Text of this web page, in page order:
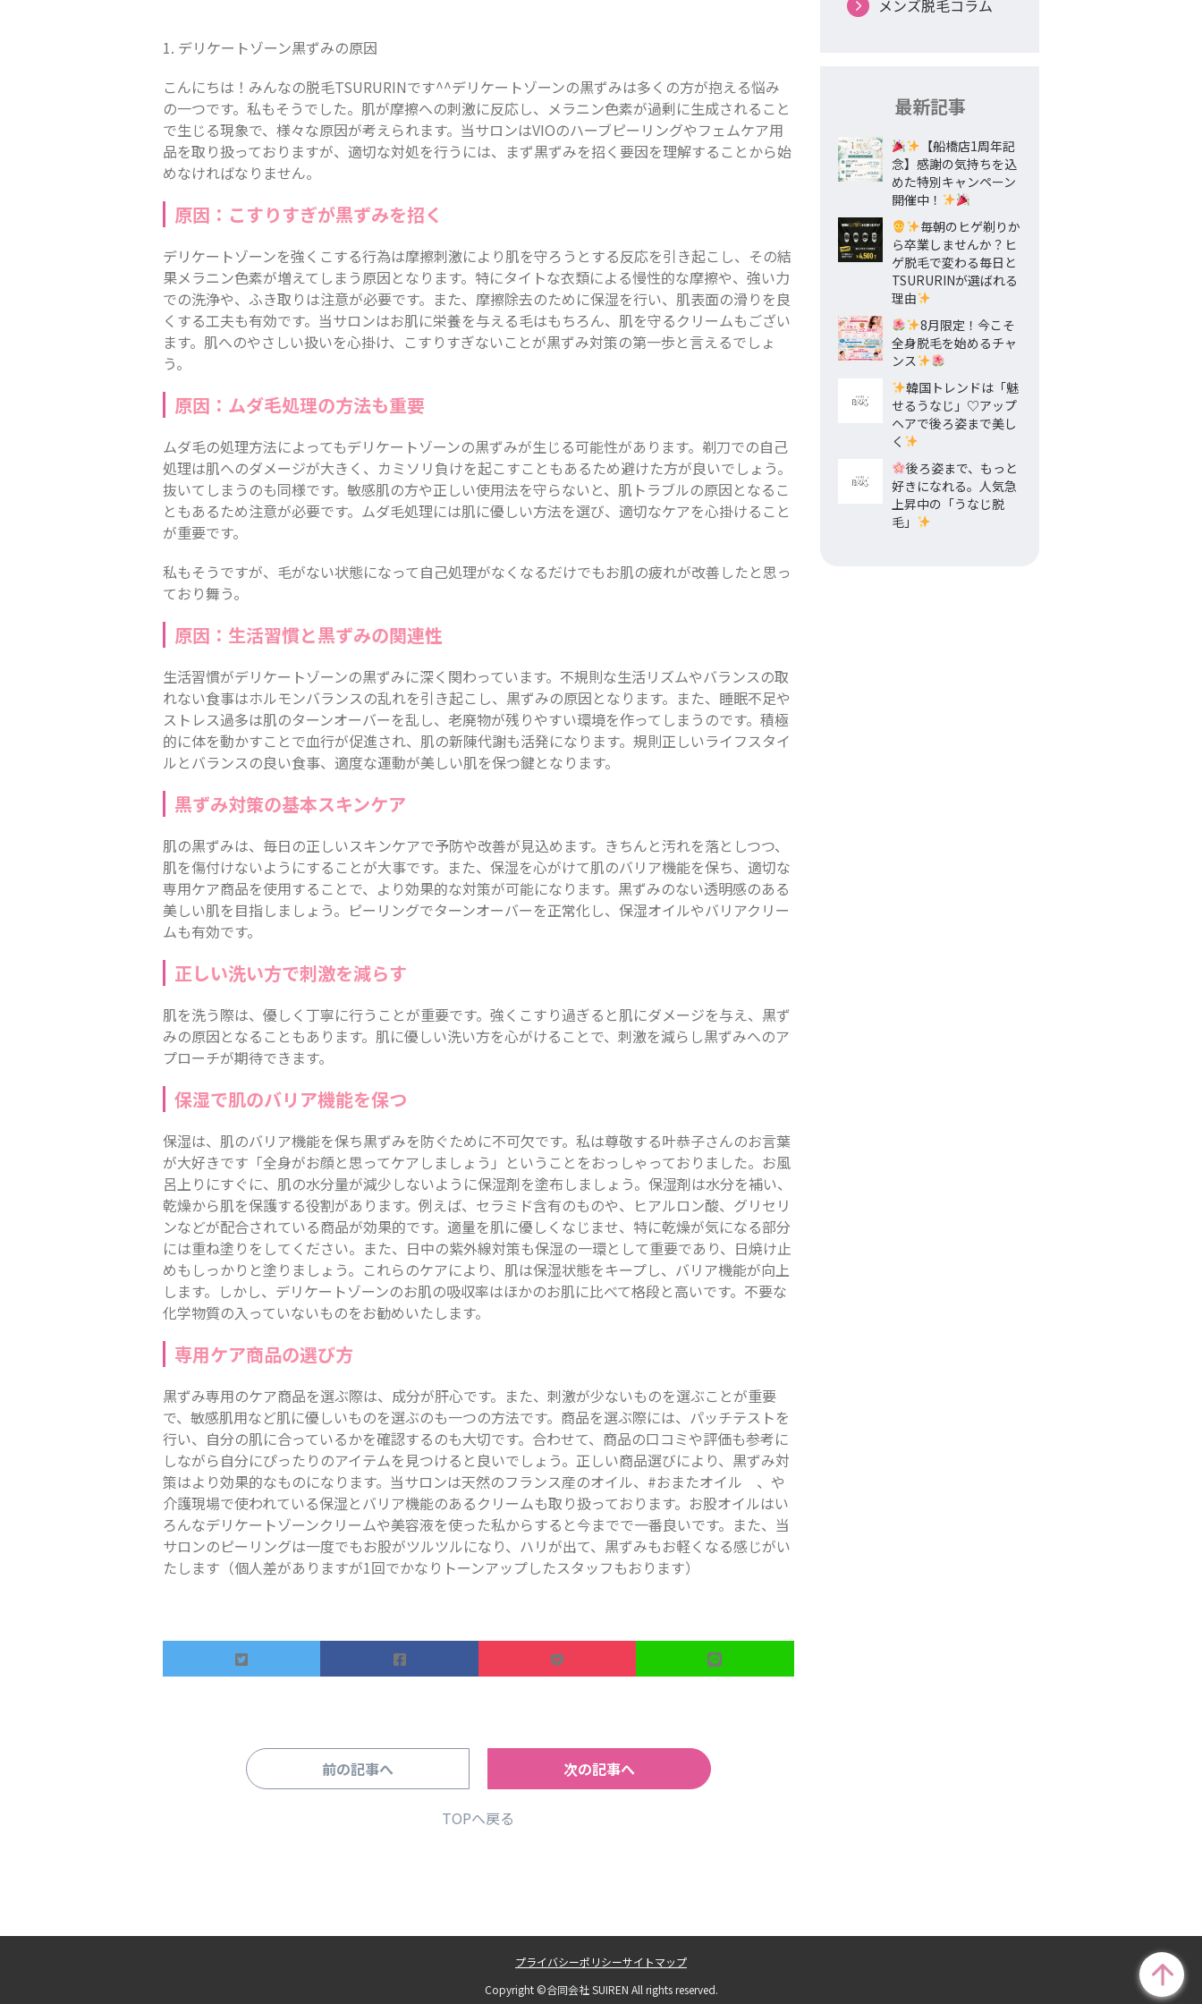
1. デリケートゾーン黒ずみの原因
こんにちは！みんなの脱毛TSURURINです^^デリケートゾーンの黒ずみは多くの方が抱える悩み
の一つです。私もそうでした。肌が摩擦への刺激に反応し、メラニン色素が過剰に生成されること
で生じる現象で、様々な原因が考えられます。当サロンはVIOのハーブピーリングやフェムケア用
品を取り扱っておりますが、適切な対処を行うには、まず黒ずみを招く要因を理解することから始
めなければなりません。
原因：こすりすぎが黒ずみを招く
デリケートゾーンを強くこする行為は摩擦刺激により肌を守ろうとする反応を引き起こし、その結
果メラニン色素が増えてしまう原因となります。特にタイトな衣類による慢性的な摩擦や、強い力
での洗浄や、ふき取りは注意が必要です。また、摩擦除去のために保湿を行い、肌表面の滑りを良
くする工夫も有効です。当サロンはお肌に栄養を与える毛はもちろん、肌を守るクリームもござい
ます。肌へのやさしい扱いを心掛け、こすりすぎないことが黒ずみ対策の第一歩と言えるでしょ
う。
原因：ムダ毛処理の方法も重要
ムダ毛の処理方法によってもデリケートゾーンの黒ずみが生じる可能性があります。剃刀での自己
処理は肌へのダメージが大きく、カミソリ負けを起こすこともあるため避けた方が良いでしょう。
抜いてしまうのも同様です。敏感肌の方や正しい使用法を守らないと、肌トラブルの原因となるこ
ともあるため注意が必要です。ムダ毛処理には肌に優しい方法を選び、適切なケアを心掛けること
が重要です。
私もそうですが、毛がない状態になって自己処理がなくなるだけでもお肌の疲れが改善したと思っ
ており舞う。
原因：生活習慣と黒ずみの関連性
生活習慣がデリケートゾーンの黒ずみに深く関わっています。不規則な生活リズムやバランスの取
れない食事はホルモンバランスの乱れを引き起こし、黒ずみの原因となります。また、睡眠不足や
ストレス過多は肌のターンオーバーを乱し、老廃物が残りやすい環境を作ってしまうのです。積極
的に体を動かすことで血行が促進され、肌の新陳代謝も活発になります。規則正しいライフスタイ
ルとバランスの良い食事、適度な運動が美しい肌を保つ鍵となります。
黒ずみ対策の基本スキンケア
肌の黒ずみは、毎日の正しいスキンケアで予防や改善が見込めます。きちんと汚れを落としつつ、
肌を傷付けないようにすることが大事です。また、保湿を心がけて肌のバリア機能を保ち、適切な
専用ケア商品を使用することで、より効果的な対策が可能になります。黒ずみのない透明感のある
美しい肌を目指しましょう。ピーリングでターンオーバーを正常化し、保湿オイルやバリアクリー
ムも有効です。
正しい洗い方で刺激を減らす
肌を洗う際は、優しく丁寧に行うことが重要です。強くこすり過ぎると肌にダメージを与え、黒ず
みの原因となることもあります。肌に優しい洗い方を心がけることで、刺激を減らし黒ずみへのア
プローチが期待できます。
保湿で肌のバリア機能を保つ
保湿は、肌のバリア機能を保ち黒ずみを防ぐために不可欠です。私は尊敬する叶恭子さんのお言葉
が大好きです「全身がお顔と思ってケアしましょう」ということをおっしゃっておりました。お風
呂上りにすぐに、肌の水分量が減少しないように保湿剤を塗布しましょう。保湿剤は水分を補い、
乾燥から肌を保護する役割があります。例えば、セラミド含有のものや、ヒアルロン酸、グリセリ
ンなどが配合されている商品が効果的です。適量を肌に優しくなじませ、特に乾燥が気になる部分
には重ね塗りをしてください。また、日中の紫外線対策も保湿の一環として重要であり、日焼け止
めもしっかりと塗りましょう。これらのケアにより、肌は保湿状態をキープし、バリア機能が向上
します。しかし、デリケートゾーンのお肌の吸収率はほかのお肌に比べて格段と高いです。不要な
化学物質の入っていないものをお勧めいたします。
専用ケア商品の選び方
黒ずみ専用のケア商品を選ぶ際は、成分が肝心です。また、刺激が少ないものを選ぶことが重要
で、敏感肌用など肌に優しいものを選ぶのも一つの方法です。商品を選ぶ際には、パッチテストを
行い、自分の肌に合っているかを確認するのも大切です。合わせて、商品の口コミや評価も参考に
しながら自分にぴったりのアイテムを見つけると良いでしょう。正しい商品選びにより、黒ずみ対
策はより効果的なものになります。当サロンは天然のフランス産のオイル、#おまたオイル 、や
介護現場で使われている保湿とバリア機能のあるクリームも取り扱っております。お股オイルはい
ろんなデリケートゾーンクリームや美容液を使った私からすると今までで一番良いです。また、当
サロンのピーリングは一度でもお股がツルツルになり、ハリが出て、黒ずみもお軽くなる感じがい
たします（個人差がありますが1回でかなりトーンアップしたスタッフもおります）
前の記事へ 次の記事へ
TOPへ戻る
メンズ脱毛コラム
最新記事
【船橋店1周年記
念】感謝の気持ちを込
めた特別キャンペーン
開催中！
毎朝のヒゲ剃りか
ら卒業しませんか？ヒ
ゲ脱毛で変わる毎日と
TSURURINが選ばれる
理由
8月限定！今こそ
全身脱毛を始めるチャ
ンス
韓国トレンドは「魅
せるうなじ」♡アップ
ヘアで後ろ姿まで美し
く
後ろ姿まで、もっと
好きになれる。人気急
上昇中の「うなじ脱
毛」
プライバシーポリシーサイトマップ
Copyright ©合同会社 SUIREN All rights reserved.